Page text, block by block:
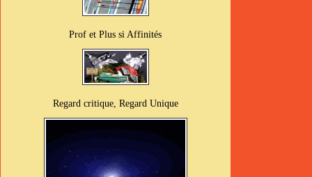
Prof et Plus si Affinités
Regard critique, Regard Unique